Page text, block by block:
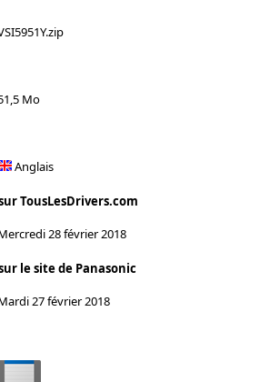
Mo
Anglais
TousLesDrivers.com
28 février 2018
le site de Panasonic
27 février 2018